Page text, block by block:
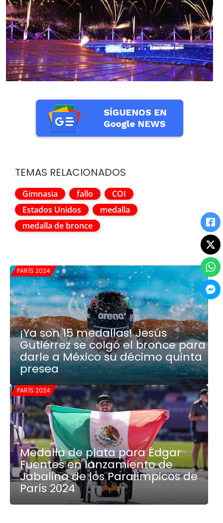
TEMAS RELACIONADOS
Gimnasia fallo
COI
Estados Unidos
medalla
medalla de bronce
PARÍS 2024
¡Ya son 15 medallas! Jesús
Gutiérrez se colgó el bronce para
darle a México su décimo quinta
presea
PARÍS 2024
Medalla de plata para Édgar
Fuentes en lanzamiento de
Jabalina de los Paralímpicos de
París 2024